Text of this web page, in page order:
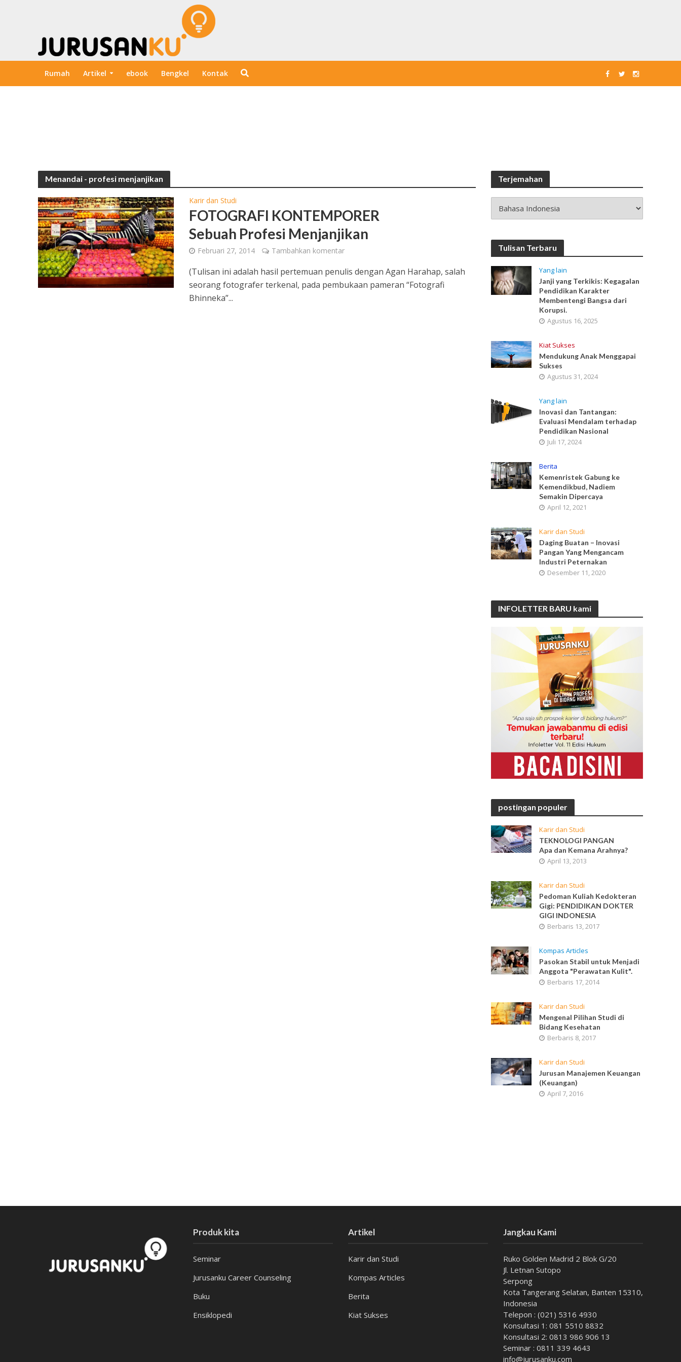
Rumah Artikel ebook Bengkel Kontak
Menandai - profesi menjanjikan
Karir dan Studi
FOTOGRAFI KONTEMPORER
Sebuah Profesi Menjanjikan
Februari 27, 2014 Tambahkan komentar
(Tulisan ini adalah hasil pertemuan penulis dengan Agan Harahap, salah
seorang fotografer terkenal, pada pembukaan pameran “Fotografi
Bhinneka”...
Terjemahan
Tulisan Terbaru
Yang lain
Janji yang Terkikis: Kegagalan
Pendidikan Karakter
Membentengi Bangsa dari
Korupsi.
Agustus 16, 2025
Kiat Sukses
Mendukung Anak Menggapai
Sukses
Agustus 31, 2024
Yang lain
Inovasi dan Tantangan:
Evaluasi Mendalam terhadap
Pendidikan Nasional
Juli 17, 2024
Berita
Kemenristek Gabung ke
Kemendikbud, Nadiem
Semakin Dipercaya
April 12, 2021
Karir dan Studi
Daging Buatan – Inovasi
Pangan Yang Mengancam
Industri Peternakan
Desember 11, 2020
INFOLETTER BARU kami
postingan populer
Karir dan Studi
TEKNOLOGI PANGAN
Apa dan Kemana Arahnya?
April 13, 2013
Karir dan Studi
Pedoman Kuliah Kedokteran
Gigi: PENDIDIKAN DOKTER
GIGI INDONESIA
Berbaris 13, 2017
Kompas Articles
Pasokan Stabil untuk Menjadi
Anggota "Perawatan Kulit".
Berbaris 17, 2014
Karir dan Studi
Mengenal Pilihan Studi di
Bidang Kesehatan
Berbaris 8, 2017
Karir dan Studi
Jurusan Manajemen Keuangan
(Keuangan)
April 7, 2016
Produk kita
Seminar
Jurusanku Career Counseling
Buku
Ensiklopedi
Artikel
Karir dan Studi
Kompas Articles
Berita
Kiat Sukses
Jangkau Kami
Ruko Golden Madrid 2 Blok G/20
Jl. Letnan Sutopo
Serpong
Kota Tangerang Selatan, Banten 15310,
Indonesia
Telepon : (021) 5316 4930
Konsultasi 1: 081 5510 8832
Konsultasi 2: 0813 986 906 13
Seminar : 0811 339 4643
info@jurusanku.com